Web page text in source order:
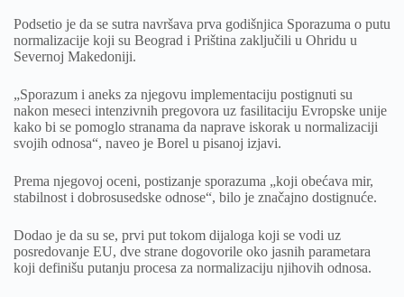
Podsetio je da se sutra navršava prva godišnjica Sporazuma o putu
normalizacije koji su Beograd i Priština zaključili u Ohridu u
Severnoj Makedoniji.
„Sporazum i aneks za njegovu implementaciju postignuti su
nakon meseci intenzivnih pregovora uz fasilitaciju Evropske unije
kako bi se pomoglo stranama da naprave iskorak u normalizaciji
svojih odnosa“, naveo je Borel u pisanoj izjavi.
Prema njegovoj oceni, postizanje sporazuma „koji obećava mir,
stabilnost i dobrosusedske odnose“, bilo je značajno dostignuće.
Dodao je da su se, prvi put tokom dijaloga koji se vodi uz
posredovanje EU, dve strane dogovorile oko jasnih parametara
koji definišu putanju procesa za normalizaciju njihovih odnosa.